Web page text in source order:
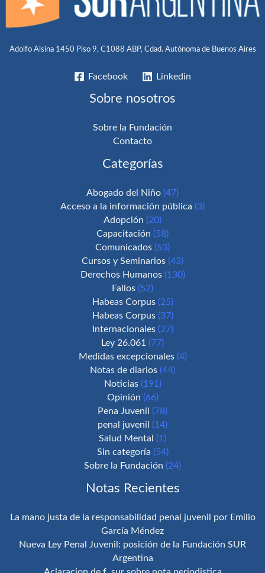
Adolfo Alsina 1450 Piso 9, C1088 ABP, Cdad. Autónoma de Buenos Aires
Facebook Linkedin
Sobre nosotros
Sobre la Fundación
Contacto
Categorías
Abogado del Niño (47)
Acceso a la información pública (3)
Adopción (20)
Capacitación (58)
Comunicados (53)
Cursos y Seminarios (43)
Derechos Humanos(130)
Fallos (52)
Habeas Corpus(25)
Habeas Corpus(37)
Internacionales(27)
Ley 26.061 (77)
Medidas excepcionales(4)
Notas de diarios (44)
Noticias(191)
Opinión (66)
Pena Juvenil (78)
penal juvenil (14)
Salud Mental (1)
Sin categoría (54)
Sobre la Fundación (24)
Notas Recientes
La mano justa de la responsabilidad penal juvenil por Emilio
García Méndez
Nueva Ley Penal Juvenil: posición de la Fundación SUR
Argentina